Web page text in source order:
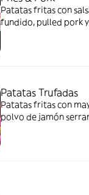
Patatas fritas con
fundido, pulled pork
Patatas Trufadas
Patatas fritas con
polvo de jamón